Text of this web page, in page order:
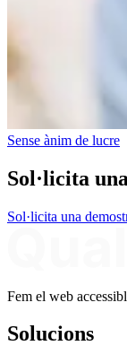
Sense ànim de lucre
Sol·licita
Sol·licita una
Fem el web
Solucions